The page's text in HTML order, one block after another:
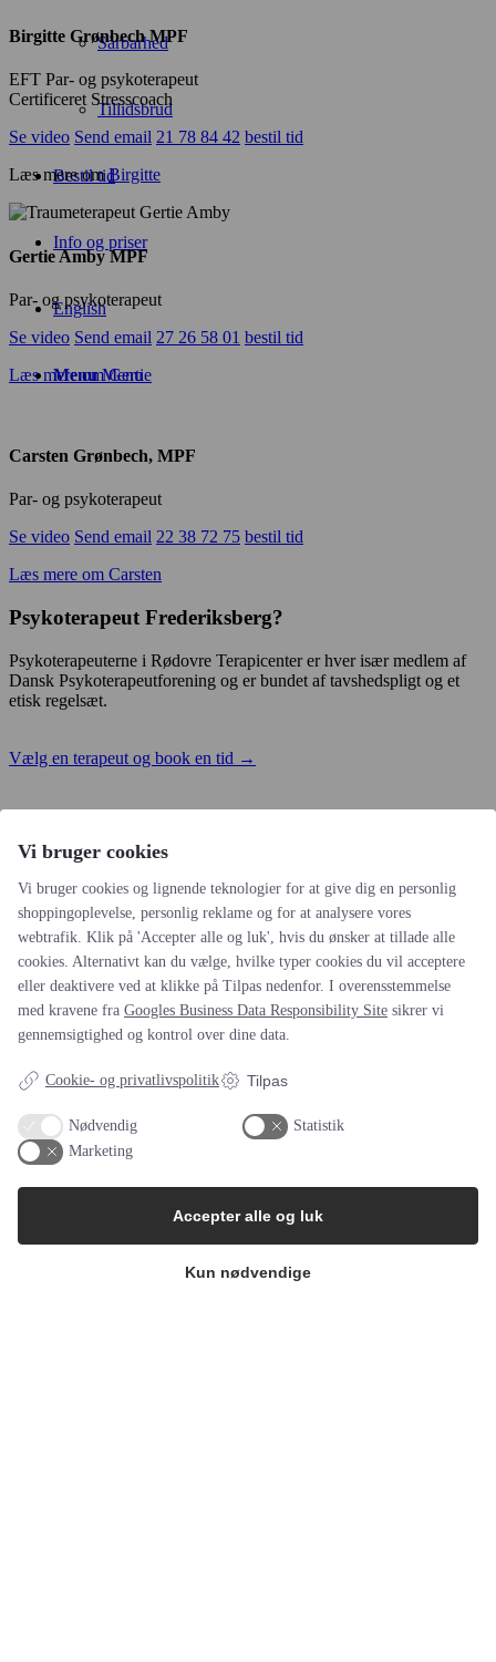
Sårbarhed
Tillidsbrud
Bestil tid
Info og priser
English
Menu Menu
Birgitte Grønbech MPF
EFT Par- og psykoterapeut
Certificeret Stresscoach
Se video Send email 21 78 84 42 bestil tid
Læs mere omBirgitte
Gertie Amby MPF
Par- og psykoterapeut
Se video Send email 27 26 58 01 bestil tid
Læs mere om Gertie
Carsten Grønbech, MPF
Par- og psykoterapeut
Se video Send email 22 38 72 75 bestil tid
Læs mere om Carsten
Psykoterapeut Frederiksberg?
Psykoterapeuterne i Rødovre Terapicenter er hver især medlem af
Dansk Psykoterapeutforening og er bundet af tavshedspligt og et
etisk regelsæt.
Vælg en terapeut og book en tid →
Rødovre Terapicenter
Huset i Huset, Fjeldhammervej 15, rum 114 og 118
2610 Rødovre.
Fri Parkering!
Email:kontakt@rodovre-terapicenter.dk
Navigation
Vi bruger cookies
Vi bruger cookies og lignende teknologier for at give dig en personlig
shoppingoplevelse, personlig reklame og for at analysere vores
webtrafik. Klik på 'Accepter alle og luk', hvis du ønsker at tillade alle
cookies. Alternativt kan du vælge, hvilke typer cookies du vil acceptere
eller deaktivere ved at klikke på Tilpas nedenfor. I overensstemmelse
med kravene fra Googles Business Data Responsibility Site sikrer vi
gennemsigtighed og kontrol over dine data.
Cookie- og privatlivspolitik Tilpas
Nødvendig
Statistik
Marketing
Kun nødvendige
Accepter alle og luk